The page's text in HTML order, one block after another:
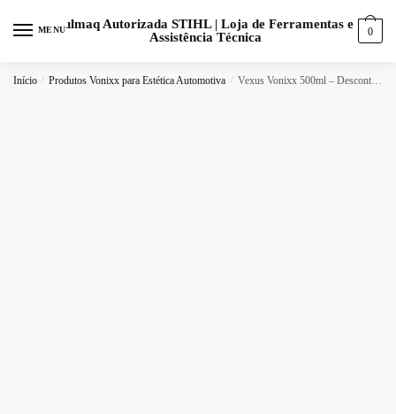
MENU 0
Início / Produtos Vonixx para Estética Automotiva / Vexus Vonixx 500ml – Descontaminante Ferroso para Rodas e Pintura